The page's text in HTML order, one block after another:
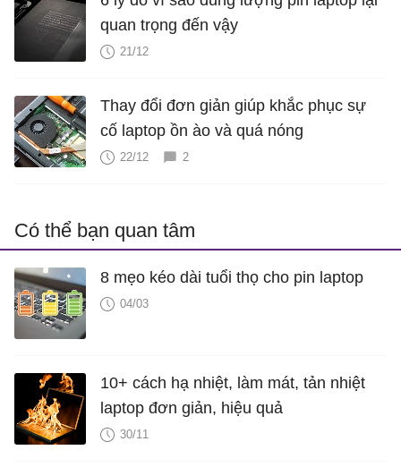
quan trọng đến vậy
21/12
Thay đổi đơn giản giúp khắc phục sự
cố laptop ồn ào và quá nóng
22/12 2
Có thể bạn quan tâm
8 mẹo kéo dài tuổi thọ cho pin laptop
04/03
10+ cách hạ nhiệt, làm mát, tản nhiệt
laptop đơn giản, hiệu quả
30/11